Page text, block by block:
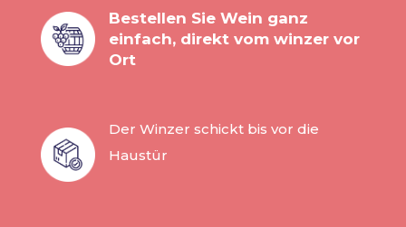
Bestellen Sie Wein ganz
einfach, direkt vom winzer vor
Ort
Der Winzer schickt bis vor die
Haustür